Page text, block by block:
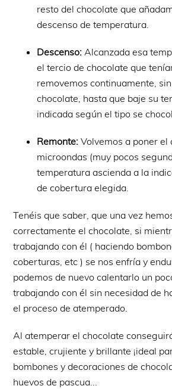
resto del chocolate que
descenso de temperatura.
Descenso: Alcanzada esa
el tercio de chocolate que
removemos continuamente,
chocolate, hasta que baje su
indicada según el tipo se
Remonte: Volvemos a poner el
microondas (muy pocos
temperatura ascienda a la
de cobertura elegida.
Tenéis que saber, que una vez
correctamente el chocolate, si
trabajando con él ( haciendo
coberturas, etc ) se nos enfría y
podemos de nuevo calentarlo un
trabajando con él sin necesidad de
el proceso de atemperado.
Al atemperar el chocolate
estable, crujiente y brillante ¡ideal
bombones y decoraciones de
huevos de pascua...